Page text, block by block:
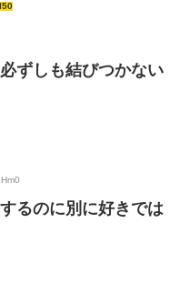
ずしも結びつかない
るのに別に好きでは